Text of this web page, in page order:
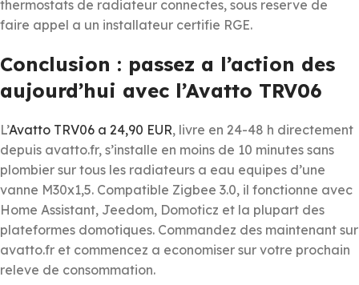
thermostats de radiateur connectes, sous reserve de
faire appel a un installateur certifie RGE.
Conclusion : passez a l’action des
aujourd’hui avec l’Avatto TRV06
L’Avatto TRV06 a 24,90 EUR, livre en 24-48 h directement
depuis avatto.fr, s’installe en moins de 10 minutes sans
plombier sur tous les radiateurs a eau equipes d’une
vanne M30x1,5. Compatible Zigbee 3.0, il fonctionne avec
Home Assistant, Jeedom, Domoticz et la plupart des
plateformes domotiques. Commandez des maintenant sur
avatto.fr et commencez a economiser sur votre prochain
releve de consommation.